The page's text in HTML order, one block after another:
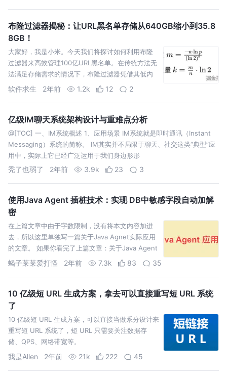
布隆过滤器揭秘：让URL黑名单存储从640GB缩小到35.8
8GB！
大家好，我是小米。今天我们将探讨如何利用布隆
过滤器来高效管理100亿URL黑名单。在传统方法无
法满足存储需求的情况下，布隆过滤器凭借其低内
存占用和高查询效率，成为处理大规模数据的不二
软件求生 2年前 1.2k 12 2
亿级IM聊天系统架构设计与重难点分析
@[TOC] 一、IM系统概述 1、应用场景 IM系统就是即时通讯（Instant
Messaging）系统的简称。 IM其实并不局限于聊天、社交这类“典型”应
用中，实际上它已经广泛运用于我们身边形形
秃了也弱了 2年前 3.9k 23 3
使用Java Agent 插桩技术：实现 DB中敏感字段自动加解
密
在上篇文章中由于字数限制，没有将本文内容加进
去，所以这里单独写一篇关于Java Agnet实际应用
的文章。 如果你看完了上篇文章：关于Java Agent
的使用、工作原理、及hotspot源码 解析，
蝎子莱莱爱打怪 2年前 7.3k 83 35
10 亿级短 URL 生成方案，拿去可以直接重写短 URL 系统
了
10 亿级短 URL 生成方案，可以直接当做系分设计来
重写短 URL 系统了，短 URL 只需要关注数据存
储、QPS、网络带宽等。
我是Allen 2年前 21k 222 45